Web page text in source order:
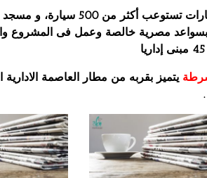
يحتوي المطار علي منطقة أنتظار للسيارات تستوعب
كلة بسواعد مصرية خالصة وعمل فى
يتميز بقربه من مطار العاصمة
.